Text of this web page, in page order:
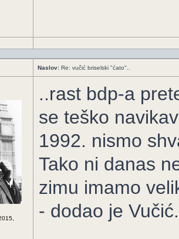
Naslov: Re: vučić briselski "ćato"..
..rast bdp-a
se teško
1992. nismo
Tako ni danas
zimu imamo
- dodao je Vučić.